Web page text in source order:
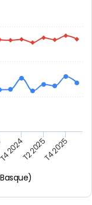
2024T2 2025T4 2025